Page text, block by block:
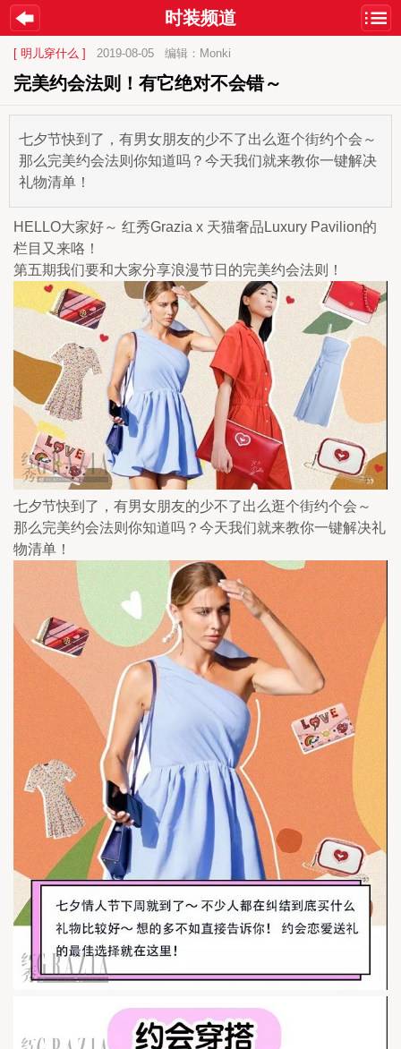
时装频道
[ 明儿穿什么 ] 2019-08-05 编辑：Monki
完美约会法则！有它绝对不会错～
七夕节快到了，有男女朋友的少不了出么逛个街约个会～
那么完美约会法则你知道吗？今天我们就来教你一键解决
礼物清单！
HELLO大家好～ 红秀Grazia x 天猫奢品Luxury Pavilion的
栏目又来咯！
第五期我们要和大家分享浪漫节日的完美约会法则！
七夕节快到了，有男女朋友的少不了出么逛个街约个会～
那么完美约会法则你知道吗？今天我们就来教你一键解决礼
物清单！